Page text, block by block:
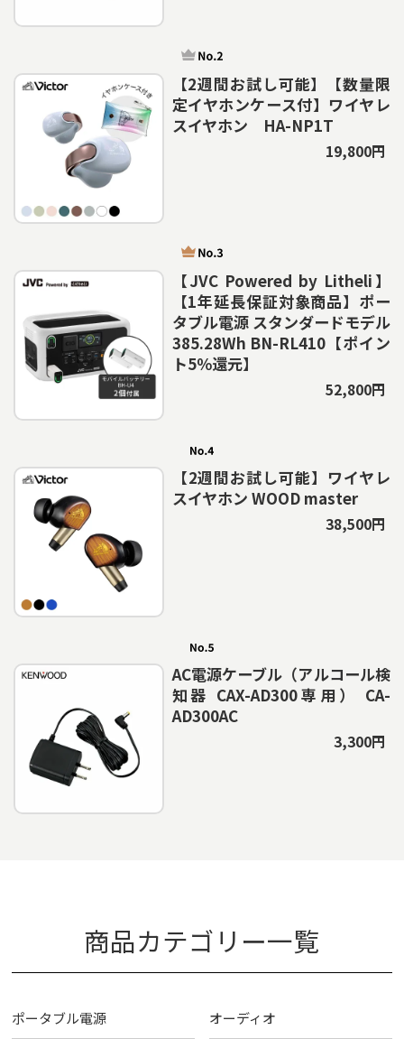
【2週間お試し可能】【数量限
定イヤホンケース付】ワイヤレ
スイヤホン HA-NP1T
19,800円
【JVC Powered by Litheli】
【1年延長保証対象商品】ポー
タブル電源 スタンダードモデル
385.28Wh BN-RL410【ポイン
ト5％還元】
52,800円
【2週間お試し可能】ワイヤレ
スイヤホン WOOD master
38,500円
AC電源ケーブル（アルコール検
知器 CAX-AD300専用） CA-
AD300AC
3,300円
商品カテゴリー一覧
ポータブル電源 オーディオ